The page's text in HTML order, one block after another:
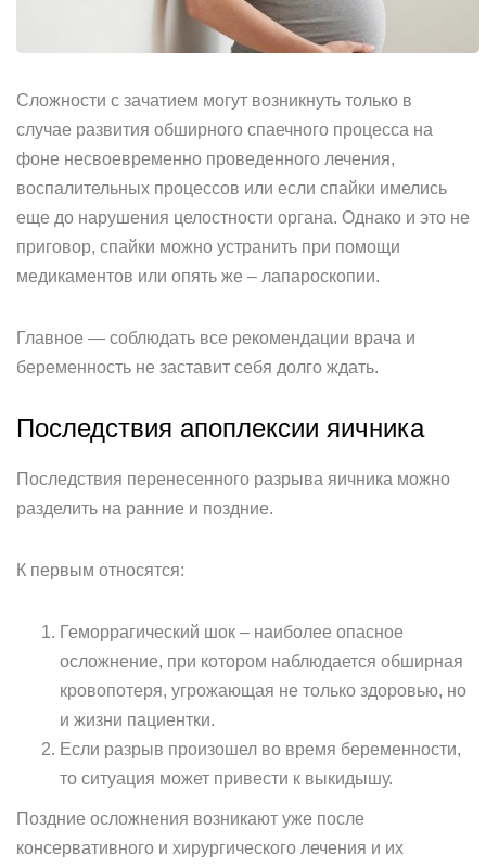
Сложности с зачатием могут возникнуть только в
случае развития обширного спаечного процесса на
фоне несвоевременно проведенного лечения,
воспалительных процессов или если спайки имелись
еще до нарушения целостности органа. Однако и это не
приговор, спайки можно устранить при помощи
медикаментов или опять же – лапароскопии.
Главное — соблюдать все рекомендации врача и
беременность не заставит себя долго ждать.
Последствия апоплексии яичника
Последствия перенесенного разрыва яичника можно
разделить на ранние и поздние.
К первым относятся:
Геморрагический шок – наиболее опасное
осложнение, при котором наблюдается обширная
кровопотеря, угрожающая не только здоровью, но
и жизни пациентки.
Если разрыв произошел во время беременности,
то ситуация может привести к выкидышу.
Поздние осложнения возникают уже после
консервативного и хирургического лечения и их